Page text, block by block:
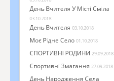
День Вчителя У Місті Сміла
03.10.2018
День Вчителя 03.10.2018
Моє Рідне Село 01.10.2018
СПОРТИВНІ РОДИНИ 29.09.2018
Спортивні Змагання 27.09.2018
День Народження Села